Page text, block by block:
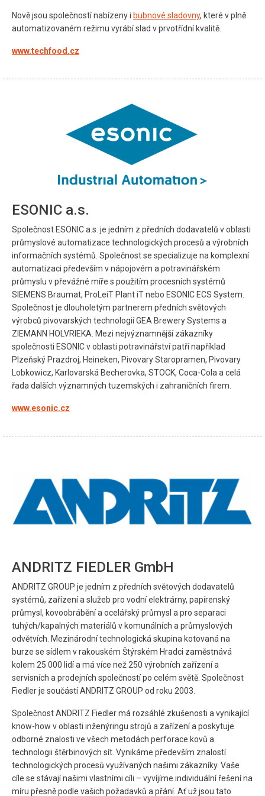
Nově jsou společností nabízeny i bubnové sladovny, které v plně
automatizovaném režimu vyrábí slad v prvotřídní kvalitě.
www.techfood.cz
ESONIC a.s.
Společnost ESONIC a.s. je jedním z předních dodavatelů v oblasti
průmyslové automatizace technologických procesů a výrobních
informačních systémů. Společnost se specializuje na komplexní
automatizaci především v nápojovém a potravinářském
průmyslu v převážné míře s použitím procesních systémů
SIEMENS Braumat, ProLeiT Plant iT nebo ESONIC ECS System.
Společnost je dlouholetým partnerem předních světových
výrobců pivovarských technologií GEA Brewery Systems a
ZIEMANN HOLVRIEKA. Mezi nejvýznamnější zákazníky
společnosti ESONIC v oblasti potravinářství patří například
Plzeňský Prazdroj, Heineken, Pivovary Staropramen, Pivovary
Lobkowicz, Karlovarská Becherovka, STOCK, Coca-Cola a celá
řada dalších významných tuzemských i zahraničních firem.
www.esonic.cz
ANDRITZ FIEDLER GmbH
ANDRITZ GROUP je jedním z předních světových dodavatelů
systémů, zařízení a služeb pro vodní elektrárny, papírenský
průmysl, kovoobrábění a ocelářský průmysl a pro separaci
tuhých/kapalných materiálů v komunálních a průmyslových
odvětvích. Mezinárodní technologická skupina kotovaná na
burze se sídlem v rakouském Štýrském Hradci zaměstnává
kolem 25 000 lidí a má více než 250 výrobních zařízení a
servisních a prodejních společností po celém světě. Společnost
Fiedler je součástí ANDRITZ GROUP od roku 2003.
Společnost ANDRITZ Fiedler má rozsáhlé zkušenosti a vynikající
know-how v oblasti inženýringu strojů a zařízení a poskytuje
odborné znalosti ve všech metodách perforace kovů a
technologii štěrbinových sít. Vynikáme především znalostí
technologických procesů využívaných našimi zákazníky. Vaše
cíle se stávají našimi vlastními cíli – vyvíjíme individuální řešení na
míru přesně podle vašich požadavků a přání. Ať už jsou tato